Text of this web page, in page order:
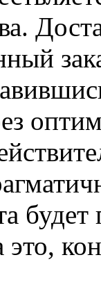
это,